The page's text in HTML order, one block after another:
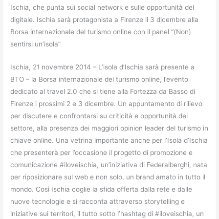
Ischia, che punta sui social network e sulle opportunità del
digitale. Ischia sarà protagonista a Firenze il 3 dicembre alla
Borsa internazionale del turismo online con il panel “(Non)
sentirsi un’isola”
Ischia, 21 novembre 2014 – L’isola d’Ischia sarà presente a
BTO – la Borsa internazionale del turismo online, l’evento
dedicato al travel 2.0 che si tiene alla Fortezza da Basso di
Firenze i prossimi 2 e 3 dicembre. Un appuntamento di rilievo
per discutere e confrontarsi su criticità e opportunità del
settore, alla presenza dei maggiori opinion leader del turismo in
chiave online. Una vetrina importante anche per l’Isola d’Ischia
che presenterà per l’occasione il progetto di promozione e
comunicazione #iloveischia, un’iniziativa di Federalberghi, nata
per riposizionare sul web e non solo, un brand amato in tutto il
mondo. Così Ischia coglie la sfida offerta dalla rete e dalle
nuove tecnologie e si racconta attraverso storytelling e
iniziative sui territori, il tutto sotto l’hashtag di #iloveischia, un